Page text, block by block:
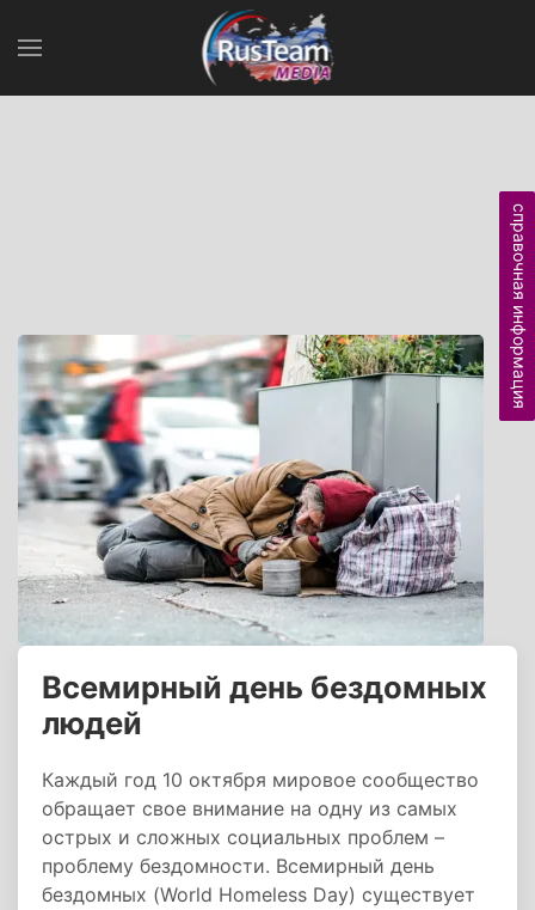
Всемирный день бездомных
людей
Каждый год 10 октября мировое сообщество
обращает свое внимание на одну из самых
острых и сложных социальных проблем –
проблему бездомности. Всемирный день
бездомных (World Homeless Day) существует
справочная информация